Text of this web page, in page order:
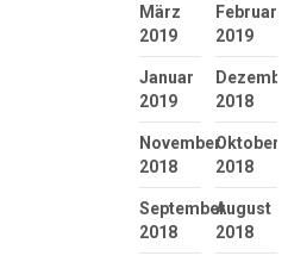
März
2019
Februar
2019
Januar
2019
2018
November
2018
Oktober
2018
September
2018
August
2018